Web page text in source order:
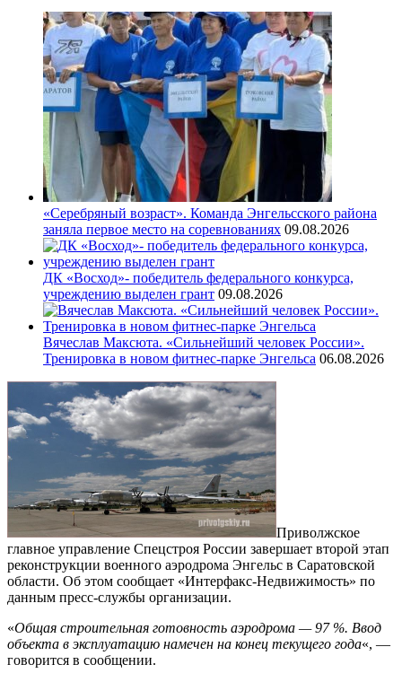
«Серебряный возраст». Команда Энгельсского района
заняла первое место на соревнованиях 09.08.2026
ДК «Восход»- победитель федерального конкурса,
учреждению выделен грант 09.08.2026
Вячеслав Максюта. «Сильнейший человек России».
Тренировка в новом фитнес-парке Энгельса 06.08.2026
Приволжское
главное управление Спецстроя России завершает второй этап
реконструкции военного аэродрома Энгельс в Саратовской
области. Об этом сообщает «Интерфакс-Недвижимость» по
данным пресс-службы организации.
«Общая строительная готовность аэродрома — 97 %. Ввод
объекта в эксплуатацию намечен на конец текущего года«, —
говорится в сообщении.